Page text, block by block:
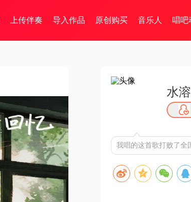
上传伴奏 导入作品 原创购买 音乐人 唱吧
我唱的这首歌打败了全